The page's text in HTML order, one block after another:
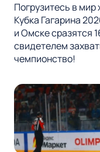
Погрузитесь в
Кубка Гагарина
и Омске сразятся
свидетелем
чемпионство!